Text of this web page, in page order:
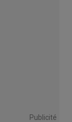
Publicité